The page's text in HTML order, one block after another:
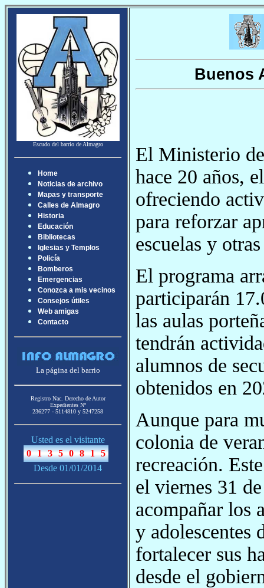
Escudo del barrio de Almagro
Home
Noticias de archivo
Mapas y transporte
Calles de Almagro
Historia
Educación
Bibliotecas
Iglesias y Templos
Policía
Bomberos
Emergencias
Conozca a mis vecinos
Consejos útiles
Web amigas
Contacto
La página del barrio
Registro Nac. Derecho de Autor
Expedientes Nª
236277 - 5114810 y 5247258
Usted es el visitante
Desde 01/01/2014
Buenos
El Ministerio
hace 20 años,
ofreciendo
para reforzar
escuelas y
El programa
participarán
las aulas
tendrán
alumnos de
obtenidos en
Aunque para
colonia de
recreación.
el viernes 31
acompañar los
y adolescentes
fortalecer sus
desde el